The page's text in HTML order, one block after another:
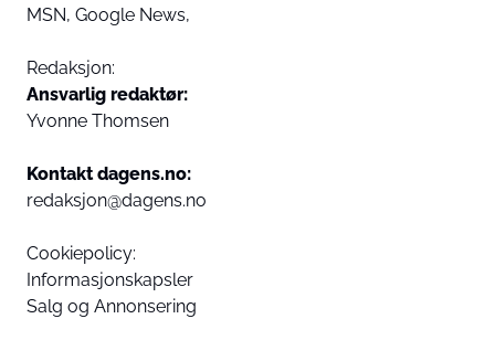
MSN, Google News,
Redaksjon:
Ansvarlig redaktør:
Yvonne Thomsen
Kontakt dagens.no:
redaksjon@dagens.no
Cookiepolicy:
Informasjonskapsler
Salg og Annonsering